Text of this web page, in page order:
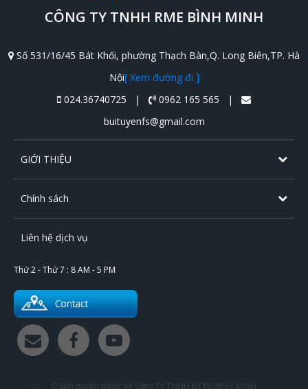
CÔNG TY TNHH RME BÌNH MINH
Số 531/16/45 Bát Khối, phường Thạch Bàn,Q. Long Biên,TP. Hà
Nội[ Xem đường đi ]
024.36740725 |
0962 165 565 |
buituyenfs@gmail.com
GIỚI THIỆU
Chính sách
Liên hệ dịch vụ
Thứ 2 - Thứ 7 : 8 AM - 5 PM
© Bản quyền thuộc về Công Ty TNHH ĐTTB BÌNH MINH